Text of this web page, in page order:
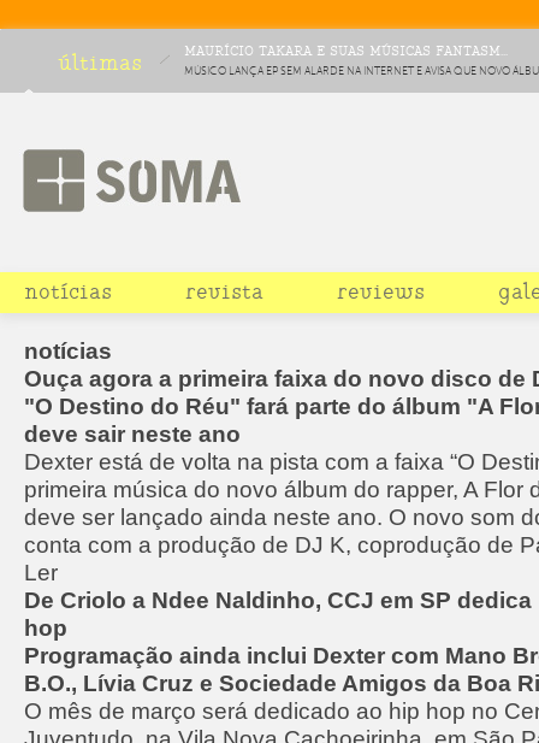
últimas MAURÍCIO TAKARA E SUAS MÚSICAS FANTASM...
MÚSICO LANÇA EP SEM ALARDE NA INTERNET E AVISA QUE NOVO
HURTMOLD SAI EM NOVEMBRO
notícias revista reviews
notícias
Ouça agora a primeira faixa do novo disco de
"O Destino do Réu" fará parte do álbum "A
deve sair neste ano
Dexter está de volta na pista com a faixa “O
primeira música do novo álbum do rapper, A Flor
deve ser lançado ainda neste ano. O novo som
conta com a produção de DJ K, coprodução de
Ler
De Criolo a Ndee Naldinho, CCJ em SP
hop
Programação ainda inclui Dexter com Mano
B.O., Lívia Cruz e Sociedade Amigos da Boa
O mês de março será dedicado ao hip hop no